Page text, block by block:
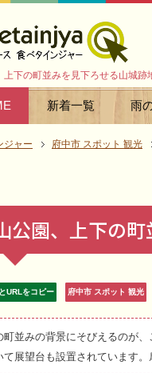
上下の町並みを見下ろせる山城跡
新着一覧 雨
ジャー 府中市 スポット 観光
公園、上下の
URLをコピー 府中市 スポット 観光
町並みの背景にそびえるのが
て展望台も設置されています